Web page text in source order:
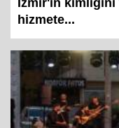
İzmir'in kimliğini
hizmete...